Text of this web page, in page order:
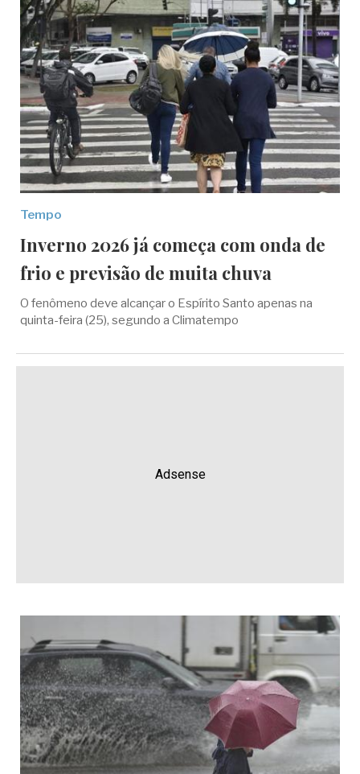
Tempo
Inverno 2026 já começa com onda de
frio e previsão de muita chuva
O fenômeno deve alcançar o Espírito Santo apenas na
quinta-feira (25), segundo a Climatempo
Adsense